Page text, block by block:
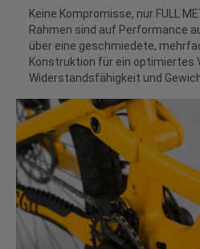
Keine Kompromisse, nur FULL
Rahmen sind auf Performance
über eine geschmiedete,
Konstruktion für ein optimiertes
Widerstandsfähigkeit und